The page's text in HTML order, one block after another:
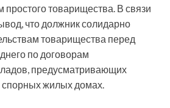
простого товарищества. В связи
что должник солидарно
товарищества перед
по договорам
предусматривающих
спорных жилых домах.